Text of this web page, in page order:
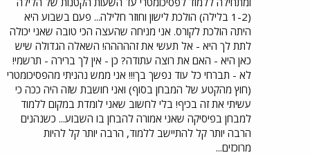
(1-2 בלילה) הולכת לישון וחוזר חלילה... פעם בשבוע היא
היתה הולכת לקורס. אני מניחה שהעצה הכי טובה שאני יכולה
לתת לך היא - אל תעשי את זההההה! השאלה הגדולה שיש
כאן היא - האם את רוצה עתודה? כן - אין לך ברירה - תרשמי!
לא - תברחי כל עוד נפשך בך!!! אני ממש נהניתי מהפסיכומטרי
(חוץ מהקטע של המבחן בסוף) ואני חושבת שזה היה ככה כי
עשיתי את זה בכיף! בלי לחשוב שאני לומדת במקום ללמוד
למבחן בפיסיקה שאני אמורה להבחן בו השבוע... כשנהנים
הרבה יותר קל להתיישב ללמוד, הרבה יותר קל להיות
מרוכזים...